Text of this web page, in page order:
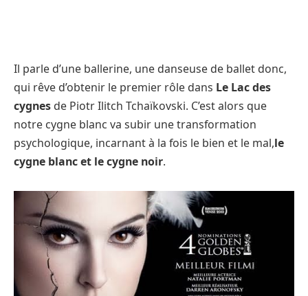
Il parle d’une ballerine, une danseuse de ballet donc,
qui rêve d’obtenir le premier rôle dans Le Lac des
cygnes de Piotr Ilitch Tchaïkovski. C’est alors que
notre cygne blanc va subir une transformation
psychologique, incarnant à la fois le bien et le mal,le
cygne blanc et le cygne noir.